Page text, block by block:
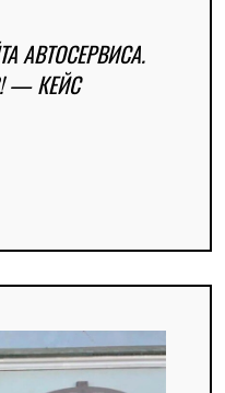
АВТОСЕРВИСА.
— КЕЙС